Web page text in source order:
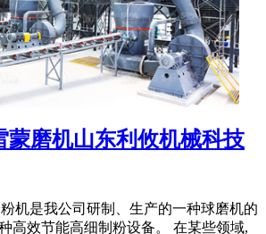
蒙磨机山东利攸机械科技
机是我公司研制、生产的一种球磨机的
高效节能高细制粉设备。 在某些领域,